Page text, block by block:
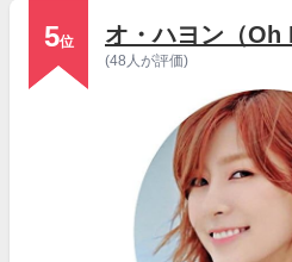
5位 オ・ハヨン（Oh
(48人が評価)